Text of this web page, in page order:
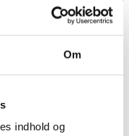
Om
indhold og
og